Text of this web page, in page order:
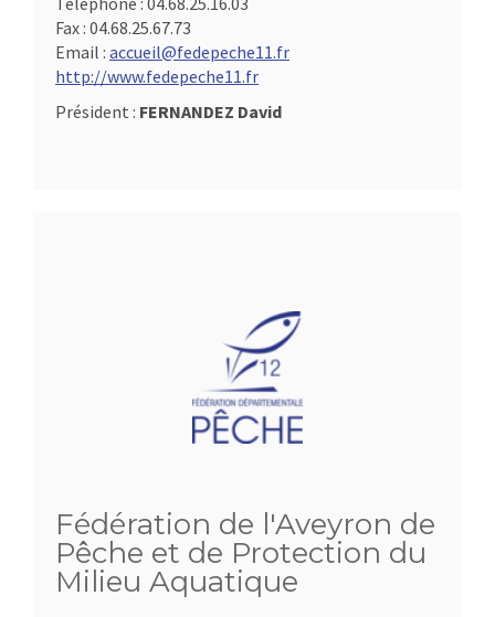
Fax : 04.68.25.67.73
Email : accueil@fedepeche11.fr
http://www.fedepeche11.fr
Président : FERNANDEZ David
Fédération de l'Aveyron de
Pêche et de Protection du
Milieu Aquatique